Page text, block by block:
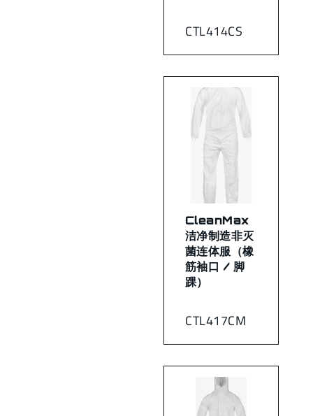
CTL414CS
CTL417CM
CleanMax
洁净制造非灭
菌连体服（橡
筋袖口 / 脚
踝）